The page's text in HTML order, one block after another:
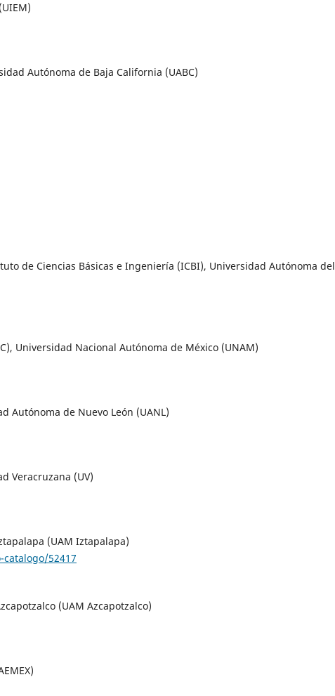
Autónoma de Baja California (UABC)
de Ciencias Básicas e Ingeniería (ICBI), Universidad Autónoma del
Universidad Nacional Autónoma de México (UNAM)
Autónoma de Nuevo León (UANL)
Veracruzana (UV)
(UAM Iztapalapa)
52417
(UAM Azcapotzalco)